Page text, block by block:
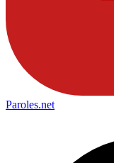
Paroles.net